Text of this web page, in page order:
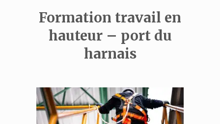
Formation travail en
hauteur – port du
harnais